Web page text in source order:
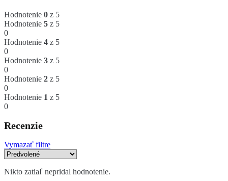
Hodnotenie 0 z 5
Hodnotenie 5 z 5
0
Hodnotenie 4 z 5
0
Hodnotenie 3 z 5
0
Hodnotenie 2 z 5
0
Hodnotenie 1 z 5
0
Recenzie
Vymazať filtre
Nikto zatiaľ nepridal hodnotenie.